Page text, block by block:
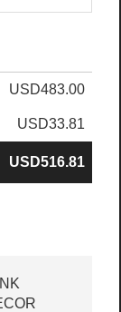
USD483.00
USD33.81
USD516.81